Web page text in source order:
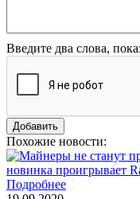
Введите два слова,
Похожие новости:
Подробнее